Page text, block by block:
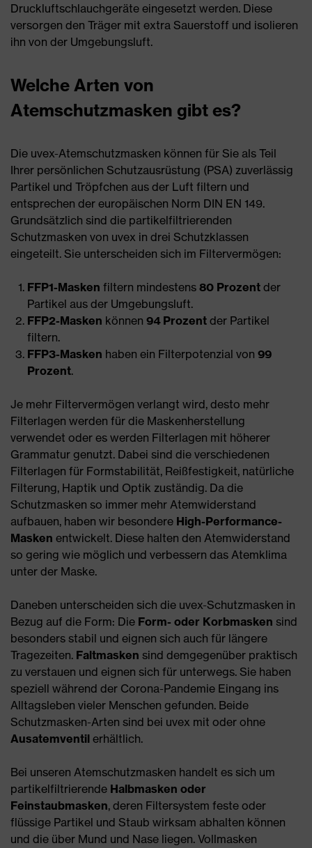
Druckluftschlauchgeräte eingesetzt werden. Diese
versorgen den Träger mit extra Sauerstoff und isolieren
ihn von der Umgebungsluft.
Welche Arten von
Atemschutzmasken gibt es?
Die uvex-Atemschutzmasken können für Sie als Teil
Ihrer persönlichen Schutzausrüstung (PSA) zuverlässig
Partikel und Tröpfchen aus der Luft filtern und
entsprechen der europäischen Norm DIN EN 149.
Grundsätzlich sind die partikelfiltrierenden
Schutzmasken von uvex in drei Schutzklassen
eingeteilt. Sie unterscheiden sich im Filtervermögen:
FFP1-Masken filtern mindestens 80 Prozent der
Partikel aus der Umgebungsluft.
FFP2-Masken können 94 Prozent der Partikel
filtern.
FFP3-Masken haben ein Filterpotenzial von 99
Prozent.
Je mehr Filtervermögen verlangt wird, desto mehr
Filterlagen werden für die Maskenherstellung
verwendet oder es werden Filterlagen mit höherer
Grammatur genutzt. Dabei sind die verschiedenen
Filterlagen für Formstabilität, Reißfestigkeit, natürliche
Filterung, Haptik und Optik zuständig. Da die
Schutzmasken so immer mehr Atemwiderstand
aufbauen, haben wir besondere High-Performance-
Masken entwickelt. Diese halten den Atemwiderstand
so gering wie möglich und verbessern das Atemklima
unter der Maske.
Daneben unterscheiden sich die uvex-Schutzmasken in
Bezug auf die Form: Die Form- oder Korbmasken sind
besonders stabil und eignen sich auch für längere
Tragezeiten. Faltmasken sind demgegenüber praktisch
zu verstauen und eignen sich für unterwegs. Sie haben
speziell während der Corona-Pandemie Eingang ins
Alltagsleben vieler Menschen gefunden. Beide
Schutzmasken-Arten sind bei uvex mit oder ohne
Ausatemventil erhältlich.
Bei unseren Atemschutzmasken handelt es sich um
partikelfiltrierende Halbmasken oder
Feinstaubmasken, deren Filtersystem feste oder
flüssige Partikel und Staub wirksam abhalten können
und die über Mund und Nase liegen. Vollmasken